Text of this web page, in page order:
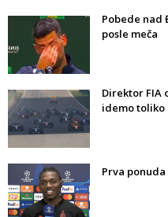
Pobede nad
posle meča
Direktor FIA
idemo toliko
Prva